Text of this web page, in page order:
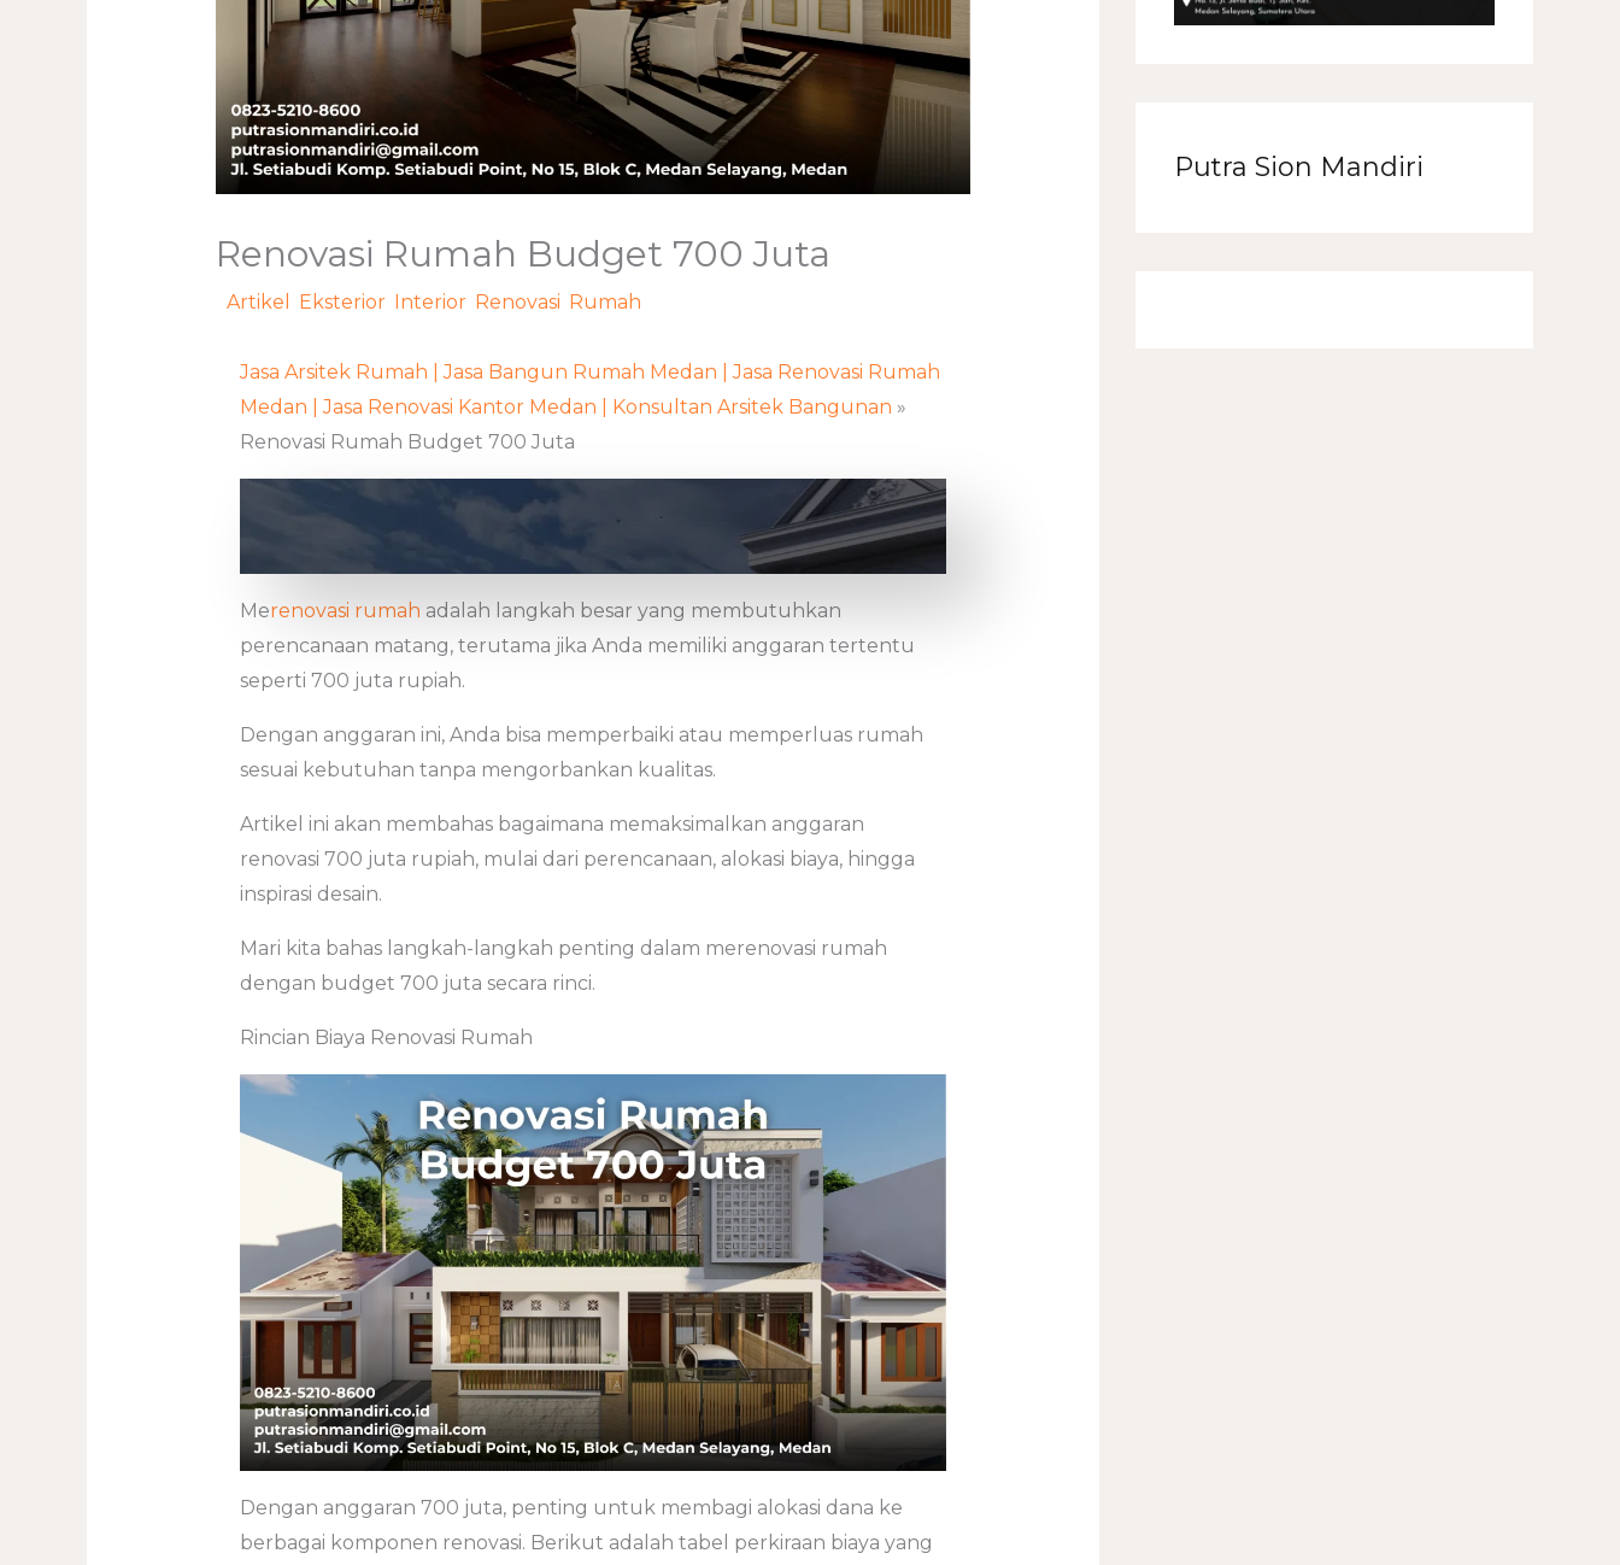
Renovasi Rumah Budget 700 Juta
Artikel Eksterior, Interior, Renovasi Rumah
Jasa Arsitek Rumah | Jasa Bangun Rumah Medan | Jasa Renovasi Rumah
Medan | Jasa Renovasi Kantor Medan | Konsultan Arsitek Bangunan »
Renovasi Rumah Budget 700 Juta
Merenovasi rumah adalah langkah besar yang membutuhkan
perencanaan matang, terutama jika Anda memiliki anggaran tertentu
seperti 700 juta rupiah.
Dengan anggaran ini, Anda bisa memperbaiki atau memperluas rumah
sesuai kebutuhan tanpa mengorbankan kualitas.
Artikel ini akan membahas bagaimana memaksimalkan anggaran
renovasi 700 juta rupiah, mulai dari perencanaan, alokasi biaya, hingga
inspirasi desain.
Mari kita bahas langkah-langkah penting dalam merenovasi rumah
dengan budget 700 juta secara rinci.
Rincian Biaya Renovasi Rumah
Dengan anggaran 700 juta, penting untuk membagi alokasi dana ke
berbagai komponen renovasi. Berikut adalah tabel perkiraan biaya yang
Putra Sion Mandiri